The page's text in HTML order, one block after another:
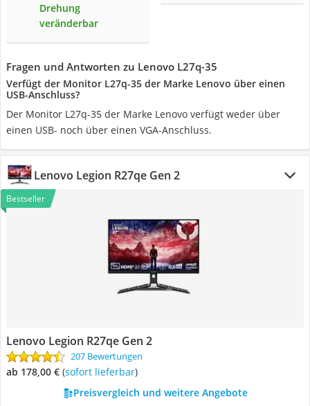
Drehung
veränderbar
Fragen und Antworten zu Lenovo L27q-35
Verfügt der Monitor L27q-35 der Marke Lenovo über einen
USB-Anschluss?
Der Monitor L27q-35 der Marke Lenovo verfügt weder über
einen USB- noch über einen VGA-Anschluss.
Lenovo Legion R27qe Gen 2
Bestseller
Lenovo Legion R27qe Gen 2
207 Bewertungen
ab 178,00 € ( Sofort lieferbar)
Preisvergleich und weitere Angebote